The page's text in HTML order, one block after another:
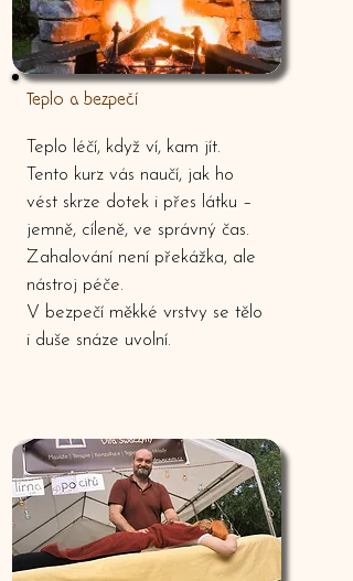
Teplo a bezpečí
Teplo léčí, když ví, kam jít.
Tento kurz vás naučí, jak ho
vést skrze dotek i přes látku –
jemně, cíleně, ve správný čas.
Zahalování není překážka, ale
nástroj péče.
V bezpečí měkké vrstvy se tělo
i duše snáze uvolní.